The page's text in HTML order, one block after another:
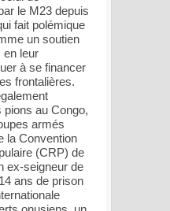
le M23 depuis
fait polémique
un soutien
en leur
à se financer
frontalières.
au Congo,
armés
la Convention
(CRP) de
ex-seigneur de
ans de prison